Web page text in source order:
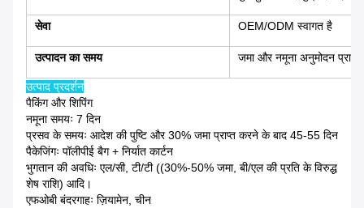
सेवा OEM/ODM स्वागत है
उत्पादन का समय जमा और नमूना अनुमोदन
उत्पाद प्रदर्शन
पैकिंग और शिपिंग
नमूना समयः 7 दिन
प्रसव के समयः आदेश की पुष्टि और 30% जमा प्राप्त करने के बाद 45-55 दिन
पैकेजिंगः पॉलीपीई बैग + निर्यात कार्टन
भुगतान की अवधिः एल/सी, टी/टी ((30%-50% जमा, बी/एल की प्रति के विरुद्ध
शेष राशि) आदि।
एफओबी बंदरगाहः ज़ियामेन, चीन